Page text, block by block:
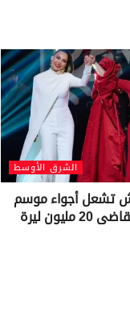
الشرق الأوسط
تشعل أجواء موسم
ليرة